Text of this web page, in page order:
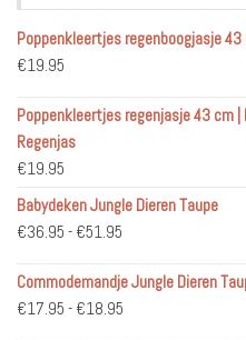
Poppenkleertjes regenboogjasje
€19.95
Poppenkleertjes regenjasje 43 cm
Regenjas
€19.95
Babydeken Jungle Dieren Taupe
€36.95 - €51.95
tot
€51.95
Commodemandje Jungle Dieren
€17.95 - €18.95